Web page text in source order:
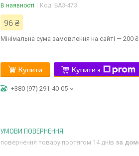
В наявності Код: БА3-473
96 ₴
Мінімальна сума замовлення на сайті — 200 ₴
Купити Купити з
+380 (97) 291-40-05
повернення товару протягом 14 днів за